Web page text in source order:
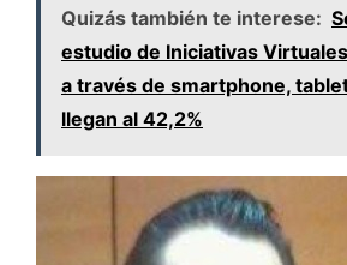
Quizás también te interese:
estudio de Iniciativas
a través de smartphone,
llegan al 42,2%